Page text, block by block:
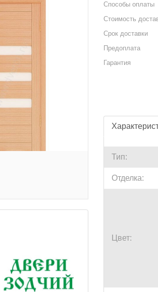
Способы оплаты
Стоимость
Срок доставки
Предоплата
Гарантия
Тип:
Отделка:
Цвет: